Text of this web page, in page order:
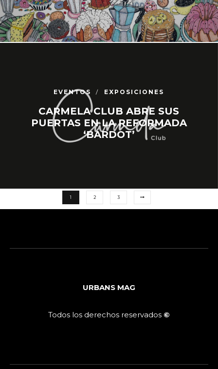
EVENTOS EXPOSICIONES
CARMELA CLUB ABRE SUS
PUERTAS EN LA REFORMADA
‘BARDOT’
1 2 3
URBANS MAG
Todos los derechos reservados ©